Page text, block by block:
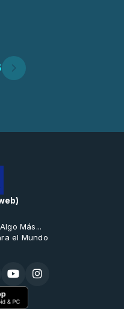
Más...
el Mundo